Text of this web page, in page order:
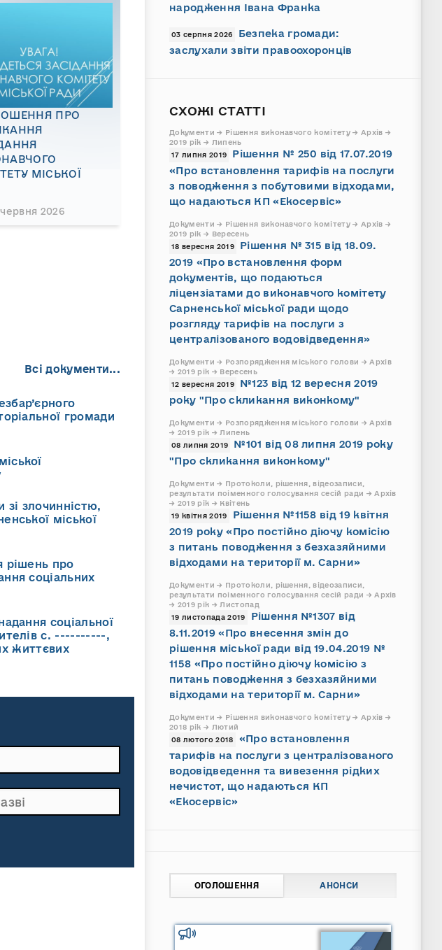
ПРО
МІСЬКОЇ
2026
Всі документи...
громади
злочинністю,
міської
рішень про
соціальних
соціальної
с. ----------,
життєвих
народження Івана Франка
03 серпня 2026
Безпека громади:
заслухали звіти правоохоронців
СХОЖІ СТАТТІ
Документи → Рішення виконавчого комітету → Архів →
2019 рік → Липень
17 липня 2019
Рішення № 250 від 17.07.2019
«Про встановлення тарифів на послуги
з поводження з побутовими відходами,
що надаються КП «Екосервіс»
Документи → Рішення виконавчого комітету → Архів →
2019 рік → Вересень
18 вересня 2019
Рішення № 315 від 18.09.
2019 «Про встановлення форм
документів, що подаються
ліцензіатами до виконавчого комітету
Сарненської міської ради щодо
розгляду тарифів на послуги з
централізованого водовідведення»
Документи → Розпорядження міського голови → Архів
→ 2019 рік → Вересень
12 вересня 2019
№123 від 12 вересня 2019
року "Про скликання виконкому"
Документи → Розпорядження міського голови → Архів
→ 2019 рік → Липень
08 липня 2019
№101 від 08 липня 2019 року
"Про скликання виконкому"
Документи → Протоколи, рішення, відеозаписи,
результати поіменного голосування сесій ради → Архів
→ 2019 рік → Квітень
19 квітня 2019
Рішення №1158 від 19 квітня
2019 року «Про постійно діючу комісію
з питань поводження з безхазяйними
відходами на території м. Сарни»
Документи → Протоколи, рішення, відеозаписи,
результати поіменного голосування сесій ради → Архів
→ 2019 рік → Листопад
19 листопада 2019
Рішення №1307 від
8.11.2019 «Про внесення змін до
рішення міської ради від 19.04.2019 №
1158 «Про постійно діючу комісію з
питань поводження з безхазяйними
відходами на території м. Сарни»
Документи → Рішення виконавчого комітету → Архів →
2018 рік → Лютий
08 лютого 2018
«Про встановлення
тарифів на послуги з централізованого
водовідведення та вивезення рідких
нечистот, що надаються КП
«Екосервіс»
ОГОЛОШЕННЯ АНОНСИ